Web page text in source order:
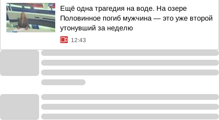
Ещё одна трагедия на воде. На озере
Половинное погиб мужчина — это уже второй
утонувший за неделю
12:43